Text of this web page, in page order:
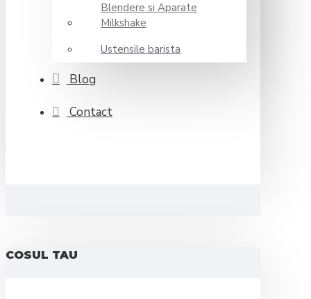
Blendere si Aparate
Milkshake
Ustensile barista
Blog
Contact
COSUL TAU